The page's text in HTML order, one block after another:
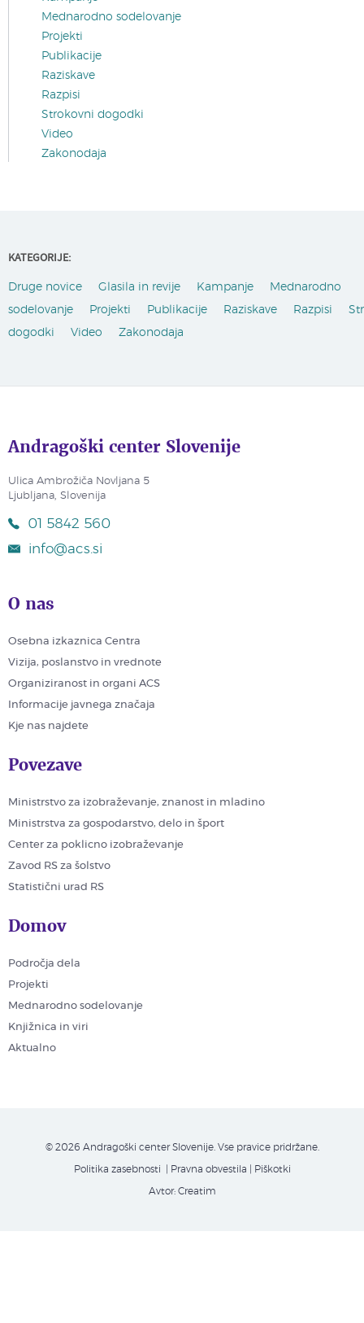
Mednarodno sodelovanje
Projekti
Publikacije
Raziskave
Razpisi
Strokovni dogodki
Video
Zakonodaja
KATEGORIJE:
Druge novice Glasila in revije Kampanje
Mednarodno
sodelovanje
Projekti Publikacije Raziskave Razpisi
dogodki
Video Zakonodaja
Andragoški center Slovenije
Ulica Ambrožiča Novljana 5
Ljubljana, Slovenija
01 5842 560
info@acs.si
O nas
Osebna izkaznica Centra
Vizija, poslanstvo in vrednote
Organiziranost in organi ACS
Informacije javnega značaja
Kje nas najdete
Povezave
Ministrstvo za izobraževanje, znanost in mladino
Ministrstva za gospodarstvo, delo in šport
Center za poklicno izobraževanje
Zavod RS za šolstvo
Statistični urad RS
Domov
Področja dela
Projekti
Mednarodno sodelovanje
Knjižnica in viri
Aktualno
© 2026 Andragoški center Slovenije. Vse pravice pridržane.
Politika zasebnosti | Pravna obvestila Piškotki
Avtor: Creatim